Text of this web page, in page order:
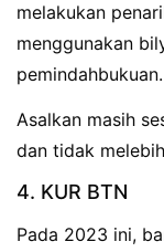
melakukan
menggunakan
pemindahbukuan.
Asalkan masih
dan tidak
4. KUR BTN
Pada 2023 ini,